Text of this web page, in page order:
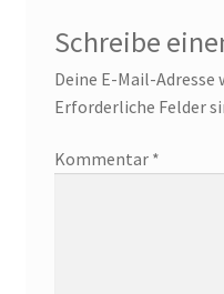
Schreibe
Deine E-Mail-
Erforderliche Felder
Kommentar *